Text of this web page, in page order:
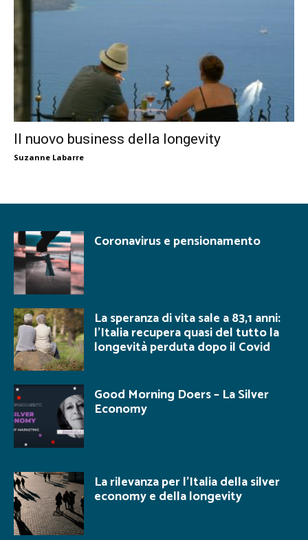
Il nuovo business della longevity
Suzanne Labarre
Coronavirus e pensionamento
La speranza di vita sale a 83,1 anni:
l’Italia recupera quasi del tutto la
longevità perduta dopo il Covid
Good Morning Doers – La Silver
Economy
La rilevanza per l’Italia della silver
economy e della longevity